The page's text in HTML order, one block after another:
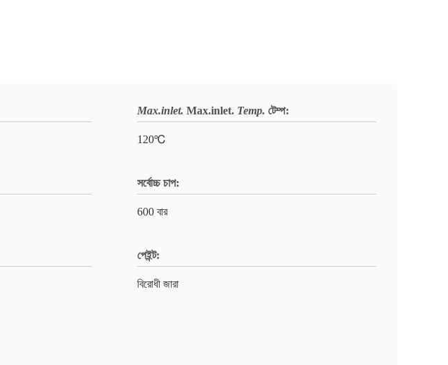
Max.inlet. Max.inlet. Temp. টেম্প:
120℃
সর্বোচ্চ চাপ:
600 বার
পেইন্ট:
বিরোধী জারা